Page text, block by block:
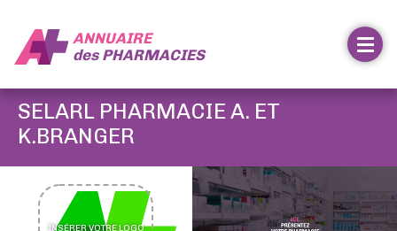
ANNUAIRE
desPHARMACIES
SELARL PHARMACIE A. ET
K.BRANGER
INSÉRER VOTRE LOGO